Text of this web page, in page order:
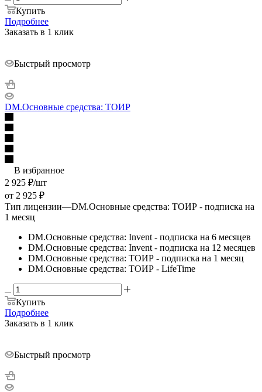
Купить
Подробнее
Заказать в 1 клик
Быстрый просмотр
DM.Основные средства: ТОИР
В избранное
2 925 ₽/шт
от 2 925 ₽
Тип лицензии—DM.Основные средства: ТОИР - подписка на
1 месяц
DM.Основные средства: Invent - подписка на 6 месяцев
DM.Основные средства: Invent - подписка на 12 месяцев
DM.Основные средства: ТОИР - подписка на 1 месяц
DM.Основные средства: ТОИР - LifeTime
Купить
Подробнее
Заказать в 1 клик
Быстрый просмотр